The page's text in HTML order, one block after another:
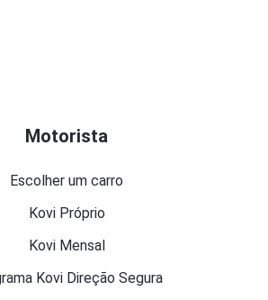
Motorista
Escolher um carro
Kovi Próprio
Kovi Mensal
Kovi Direção Segura